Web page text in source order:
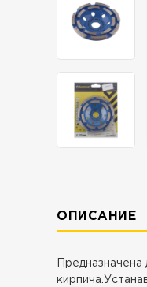
ОПИСАНИЕ